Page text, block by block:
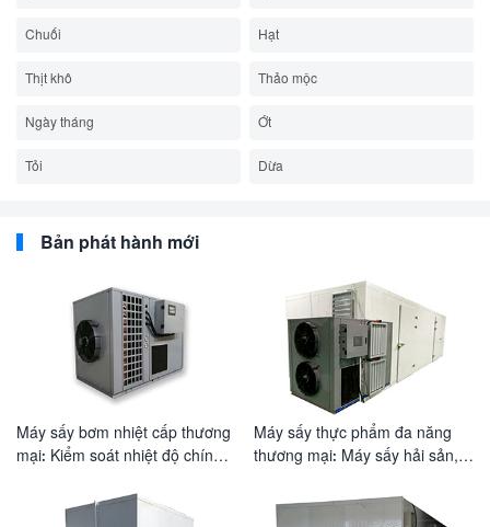
Chuối Hạt
Thịt khô Thảo mộc
Ngày tháng Ớt
Tỏi Dừa
Bản phát hành mới
Máy sấy bơm nhiệt cấp thương
mại: Kiểm soát nhiệt độ chính
Máy sấy thực phẩm đa năng
thương mại: Máy sấy hải sản,
lượng